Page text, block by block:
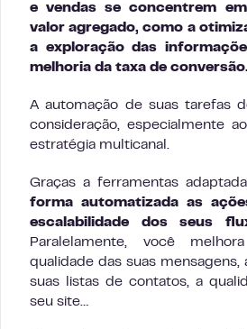
e vendas se concentrem
valor agregado, como a
a exploração das
melhoria da taxa de
A automação de suas tarefas
consideração, especialmente
estratégia multicanal.
Graças a ferramentas
forma automatizada as
escalabilidade dos seus
Paralelamente, você
qualidade das suas mensagens,
suas listas de contatos, a
seu site…